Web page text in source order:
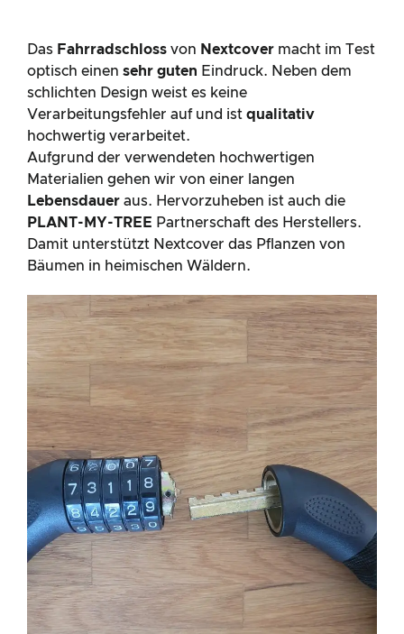
Das Fahrradschloss von Nextcover macht im Test
optisch einen sehr guten Eindruck. Neben dem
schlichten Design weist es keine
Verarbeitungsfehler auf und ist qualitativ
hochwertig verarbeitet.
Aufgrund der verwendeten hochwertigen
Materialien gehen wir von einer langen
Lebensdauer aus. Hervorzuheben ist auch die
PLANT-MY-TREE Partnerschaft des Herstellers.
Damit unterstützt Nextcover das Pflanzen von
Bäumen in heimischen Wäldern.